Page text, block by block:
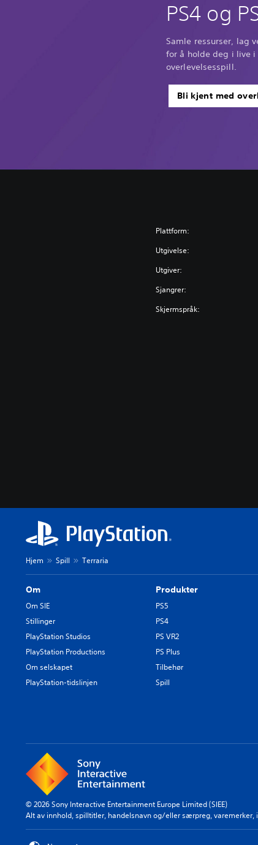
PS4 og
Samle ressurser, lag
for å holde deg i live i
overlevelsesspill.
Bli kjent med
Plattform:
Utgivelse:
Utgiver:
Sjangrer:
Skjermspråk:
Hjem Spill Terraria
Om
Om SIE
Stillinger
PlayStation Studios
PlayStation Productions
Om selskapet
PlayStation-tidslinjen
Produkter
PS5
PS4
PS VR2
PS Plus
Tilbehør
Spill
© 2026 Sony Interactive Entertainment Europe Limited (SIEE)
Alt av innhold, spilltitler, handelsnavn og/eller særpreg,